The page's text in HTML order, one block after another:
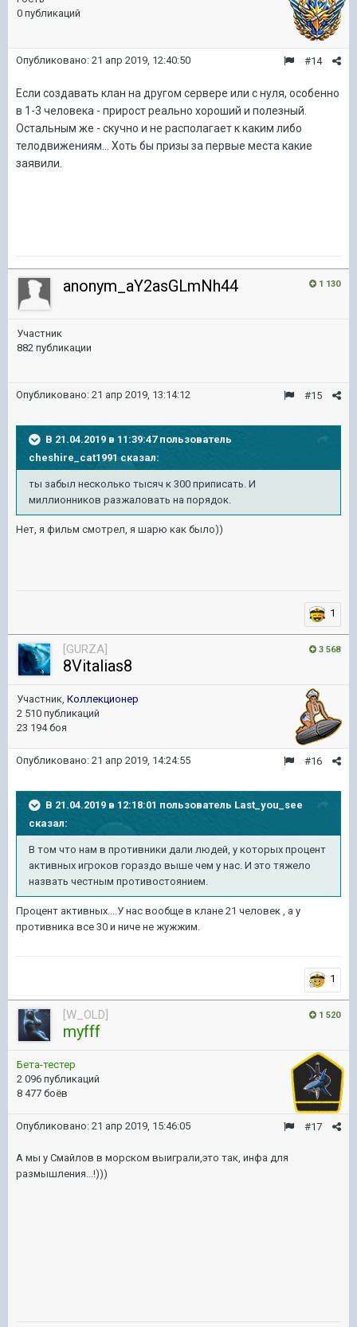
0 публикаций
#14
Опубликовано: 21 апр 2019, 12:40:50
Если создавать клан на другом сервере или с нуля, особенно
в 1-3 человека - прирост реально хороший и полезный.
Остальным же - скучно и не располагает к каким либо
телодвижениям... Хоть бы призы за первые места какие
заявили.
1 130
anonym_aY2asGLmNh44
Участник
882 публикации
#15
Опубликовано: 21 апр 2019, 13:14:12
В 21.04.2019 в 11:39:47 пользователь
cheshire_cat1991сказал:
ты забыл несколько тысяч к 300 приписать. И
миллионников разжаловать на порядок.
Нет, я фильм смотрел, я шарю как было))
1
3 568
[GURZA]
8Vitalias8
Участник, Коллекционер
2 510 публикаций
23 194 боя
#16
Опубликовано: 21 апр 2019, 14:24:55
В 21.04.2019 в 12:18:01 пользователь Last_you_see
сказал:
В том что нам в противники дали людей, у которых процент
активных игроков гораздо выше чем у нас. И это тяжело
назвать честным противостоянием.
Процент активных....У нас вообще в клане 21 человек , а у
противника все 30 и ниче не жужжим.
1
1 520
[W_OLD]
myfff
Бета-тестер
2 096 публикаций
8 477 боёв
#17
Опубликовано: 21 апр 2019, 15:46:05
А мы у Смайлов в морском выиграли,это так, инфа для
размышления...!)))